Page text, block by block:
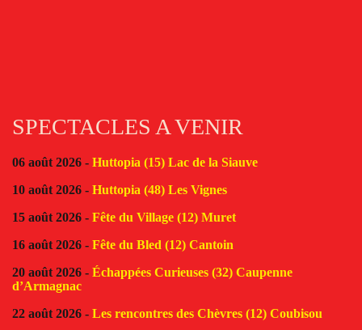
SPECTACLES A VENIR
06 août 2026 - Huttopia (15) Lac de la Siauve
10 août 2026 - Huttopia (48) Les Vignes
15 août 2026 - Fête du Village (12) Muret
16 août 2026 - Fête du Bled (12) Cantoin
20 août 2026 - Échappées Curieuses (32) Caupenne
d’Armagnac
22 août 2026 - Les rencontres des Chèvres (12) Coubisou